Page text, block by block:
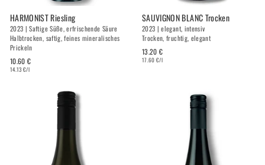
HARMONIST Riesling
2023 | Saftige Süße, erfrischende Säure
Halbtrocken, saftig, feines mineralisches
Prickeln
10.60 €
14.13 €/l
SAUVIGNON BLANC Trocken
2023 | elegant, intensiv
Trocken, fruchtig, elegant
13.20 €
17.60 €/l